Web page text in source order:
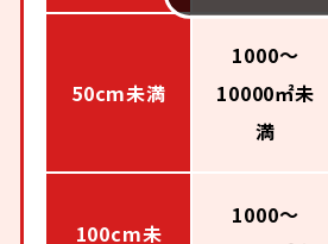
50cm未満
1000～
10000㎡未
満
100cm未
1000～